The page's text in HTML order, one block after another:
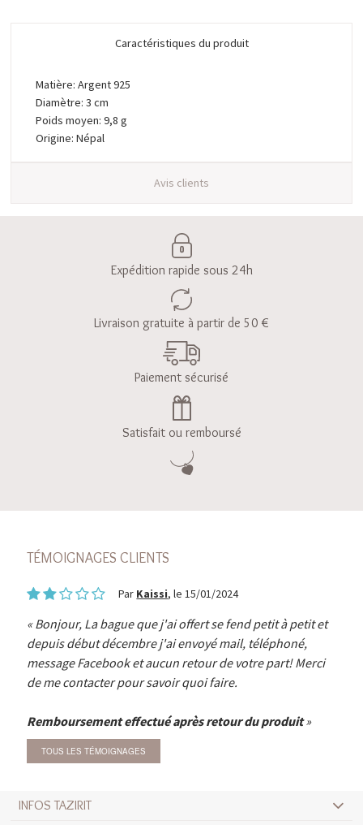
Caractéristiques du produit
Matière: Argent 925
Diamètre: 3 cm
Poids moyen: 9,8 g
Origine: Népal
Avis clients
Expédition rapide sous 24h
Livraison gratuite à partir de 50 €
Paiement sécurisé
Satisfait ou remboursé
TÉMOIGNAGES CLIENTS
Par Kaissi, le 15/01/2024
Bonjour, La bague que j'ai offert se fend petit à petit et
depuis début décembre j'ai envoyé mail, téléphoné,
message Facebook et aucun retour de votre part! Merci
de me contacter pour savoir quoi faire.
Remboursement effectué après retour du produit
TOUS LES TÉMOIGNAGES
INFOS TAZIRIT